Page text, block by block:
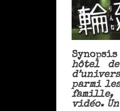
hôtel
parmi
famille,
vidéo.